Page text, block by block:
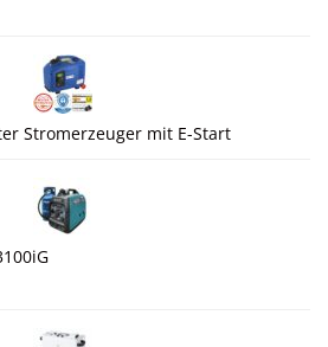
Stromerzeuger mit E-Start